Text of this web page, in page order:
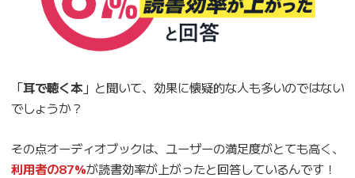
「耳で聴く本」と聞いて、効果に懐疑的な人も多いのではない
でしょうか？
その点オーディオブックは、ユーザーの満足度がとても高く、
利用者の87%が読書効率が上がったと回答しているんです！